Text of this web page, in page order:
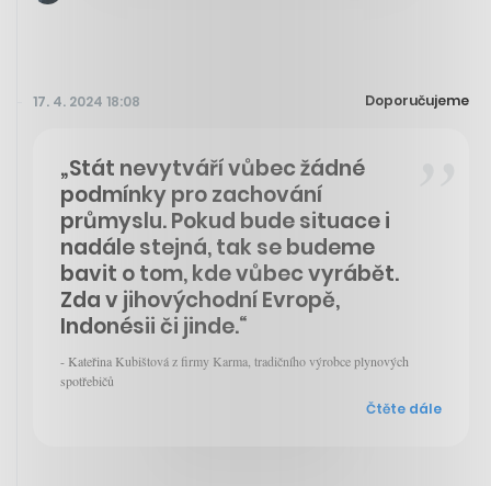
17. 4. 2024 18:08 Doporučujeme
„Stát nevytváří vůbec žádné
podmínky pro zachování
průmyslu. Pokud bude situace i
nadále stejná, tak se budeme
bavit o tom, kde vůbec vyrábět.
Zda v jihovýchodní Evropě,
Indonésii či jinde.“
- Kateřina Kubištová z firmy Karma, tradičního výrobce plynových
spotřebičů
Čtěte dále